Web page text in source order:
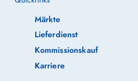
Märkte
Lieferdienst
Kommissionskauf
Karriere